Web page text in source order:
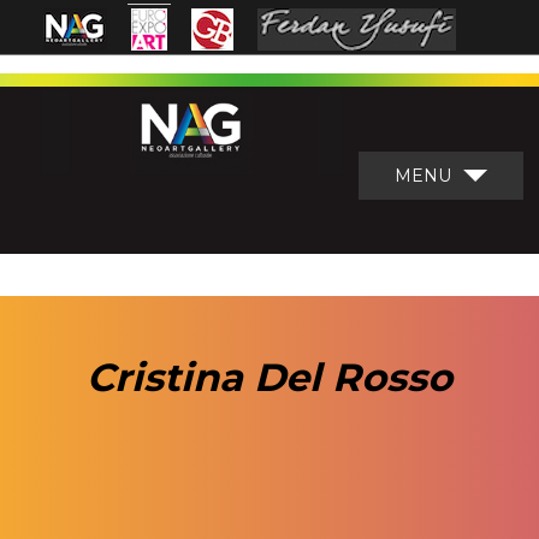
MENU
Cristina Del Rosso